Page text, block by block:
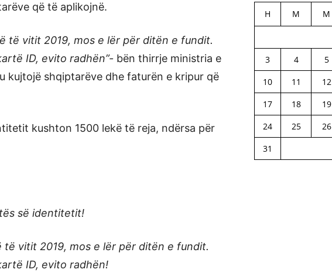
që të aplikojnë.
të vitit 2019, mos e lër për ditën e fundit.
ID, evito radhën”- bën thirrje ministria e
kujtojë shqiptarëve dhe faturën e kripur që
kushton 1500 lekë të reja, ndërsa për
së identitetit!
vitit 2019, mos e lër për ditën e fundit.
ID, evito radhën!
H M M
3
4 5
10
11 12
17
18 19
24
25 26
31